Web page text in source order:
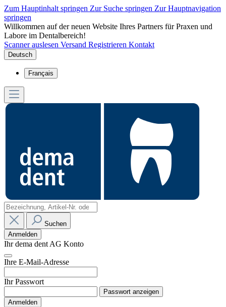
Zum Hauptinhalt springen Zur Suche springen Zur Hauptnavigation
springen
Willkommen auf der neuen Website Ihres Partners für Praxen und
Labore im Dentalbereich!
Scanner auslesen Versand Registrieren Kontakt
Deutsch
Français
Suchen
Anmelden
Ihr dema dent AG Konto
Ihre E-Mail-Adresse
Ihr Passwort
Passwort anzeigen
Anmelden